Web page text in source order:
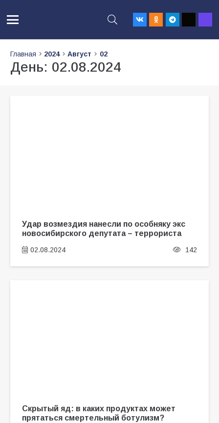
Главная 2024 Август 02
День: 02.08.2024
Удар возмездия нанесли по особняку экс
новосибирского депутата – террориста
02.08.2024 142
Скрытый яд: в каких продуктах может
прятаться смертельный ботулизм?